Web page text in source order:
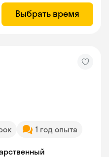
Выбрать время
1 год опыта